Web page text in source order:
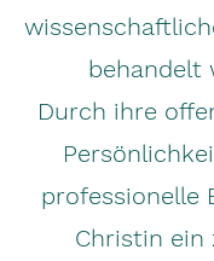
behandelt
Durch ihre
professionelle
Christin ein